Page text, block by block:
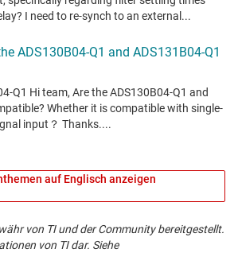
auf Englisch anzeigen
von TI und der Community bereitgestellt.
von TI dar. Siehe